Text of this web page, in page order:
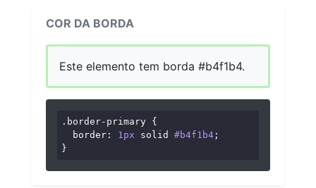
COR DA BORDA
Este elemento tem borda #b4f1b4.
.border-primary {
border : 1px solid #b4f1b4 ;
}